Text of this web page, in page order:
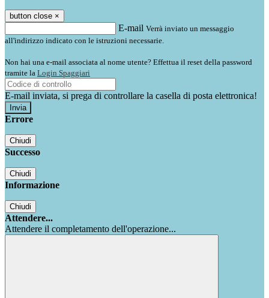
button close ×
E-mail Verrà inviato un messaggio
all'indirizzo indicato con le istruzioni necessarie.
Non hai una e-mail associata al nome utente? Effettua il reset della password
tramite la Login Spaggiari
E-mail inviata, si prega di controllare la casella di posta elettronica!
Errore
Chiudi
Successo
Chiudi
Informazione
Chiudi
Attendere...
Attendere il completamento dell'operazione...